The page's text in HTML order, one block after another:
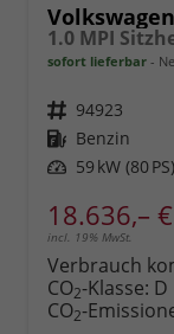
sofort lieferbar
Fahrzeugnr. 94923
Kraftstoff Benzin
Leistung 59 kW (80 PS)
18.636,– €
incl. 19% MwSt.
Verbrauch
CO2-Klasse: D
CO2-